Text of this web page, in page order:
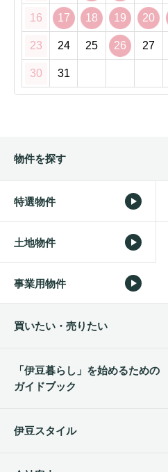
16 17 18 19 20
23 24 25 26 27
30 31
物件を探す
特選物件
土地物件
事業用物件
買いたい・売りたい
「伊豆暮らし」を始めるための
ガイドブック
伊豆スタイル